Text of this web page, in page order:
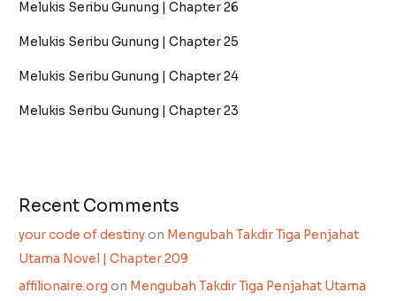
Melukis Seribu Gunung | Chapter 26
Melukis Seribu Gunung | Chapter 25
Melukis Seribu Gunung | Chapter 24
Melukis Seribu Gunung | Chapter 23
Recent Comments
your code of destinyon Mengubah Takdir Tiga Penjahat
Utama Novel | Chapter 209
affilionaire.org on Mengubah Takdir Tiga Penjahat Utama